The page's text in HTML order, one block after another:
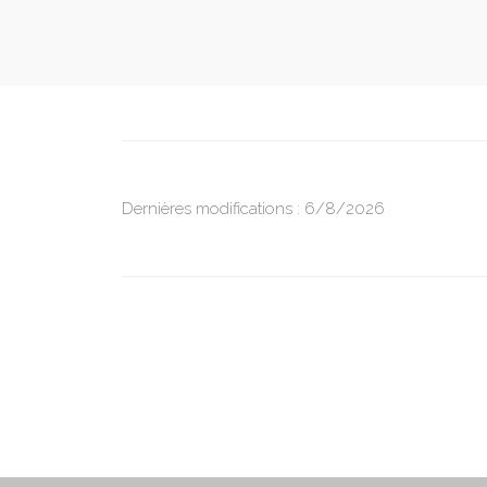
Dernières modifications : 6/8/2026